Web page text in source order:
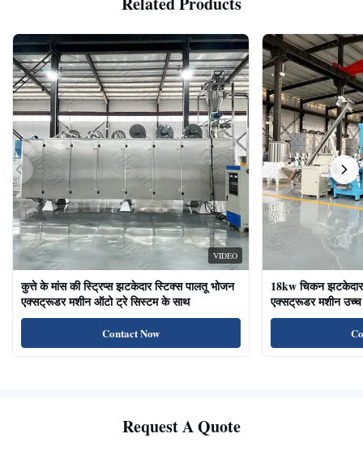
VIDEO
कुत्ते के मांस की स्ट्रिप्स झटकेदार स्टिक्स पालतू भोजन
एक्सट्रूडर मशीन ऑटो ट्रे सिस्टम के साथ
Contact Now
18kw चिकन झटकेदार
एक्सट्रूडर मशीन उच्च
का भोजन बिल्ली के
Request A Quote